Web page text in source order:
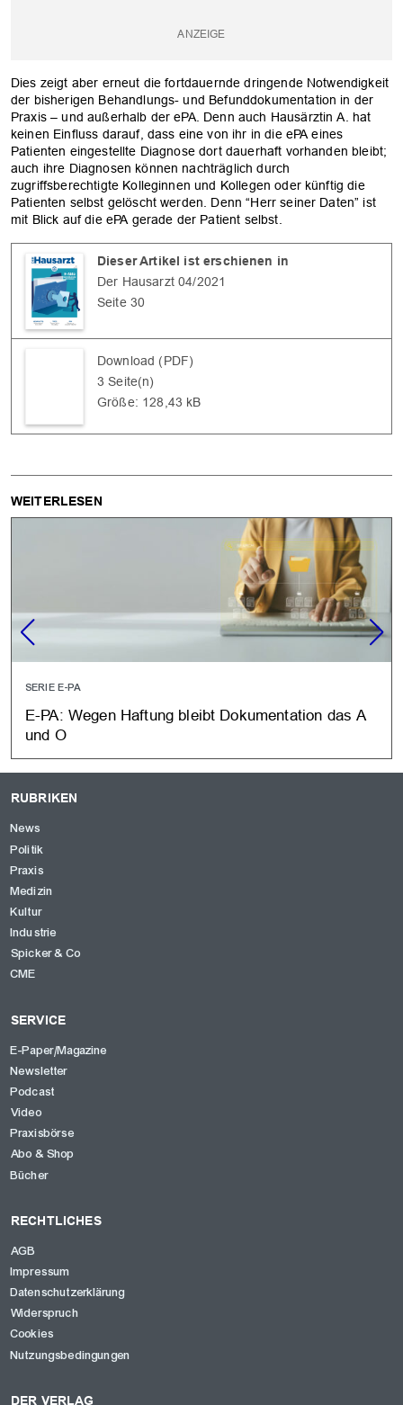
Dies zeigt aber erneut die fortdauernde dringende Notwendigkeit
der bisherigen Behandlungs- und Befunddokumentation in der
Praxis – und außerhalb der ePA. Denn auch Hausärztin A. hat
keinen Einfluss darauf, dass eine von ihr in die ePA eines
Patienten eingestellte Diagnose dort dauerhaft vorhanden bleibt;
auch ihre Diagnosen können nachträglich durch
zugriffsberechtigte Kolleginnen und Kollegen oder künftig die
Patienten selbst gelöscht werden. Denn “Herr seiner Daten” ist
mit Blick auf die ePA gerade der Patient selbst.
Dieser Artikel ist erschienen in
Der Hausarzt 04/2021
Seite 30
Download (PDF)
3 Seite(n)
Größe: 128,43 kB
WEITERLESEN
SERIE E-PA
E-PA: Wegen Haftung bleibt Dokumentation das A
und O
RUBRIKEN
News
Politik
Praxis
Medizin
Kultur
Industrie
Spicker & Co
CME
SERVICE
E-Paper/Magazine
Newsletter
Podcast
Video
Praxisbörse
Abo & Shop
Bücher
RECHTLICHES
AGB
Impressum
Datenschutzerklärung
Widerspruch
Cookies
Nutzungsbedingungen
DER VERLAG